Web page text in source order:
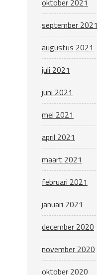
oktober 2021
september 2021
augustus 2021
juli 2021
juni 2021
mei 2021
april 2021
maart 2021
februari 2021
januari 2021
december 2020
november 2020
oktober 2020